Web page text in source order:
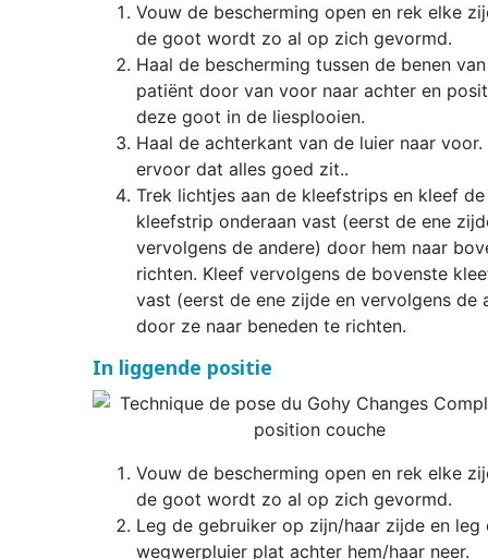
Vouw de bescherming open en rek elke
de goot wordt zo al op zich gevormd.
Haal de bescherming tussen de benen
patiënt door van voor naar achter en
deze goot in de liesplooien.
Haal de achterkant van de luier naar voor.
ervoor dat alles goed zit..
Trek lichtjes aan de kleefstrips en kleef de
kleefstrip onderaan vast (eerst de ene
vervolgens de andere) door hem naar
richten. Kleef vervolgens de bovenste
vast (eerst de ene zijde en vervolgens de
door ze naar beneden te richten.
In liggende positie
Vouw de bescherming open en rek elke
de goot wordt zo al op zich gevormd.
Leg de gebruiker op zijn/haar zijde en leg
wegwerpluier plat achter hem/haar neer.